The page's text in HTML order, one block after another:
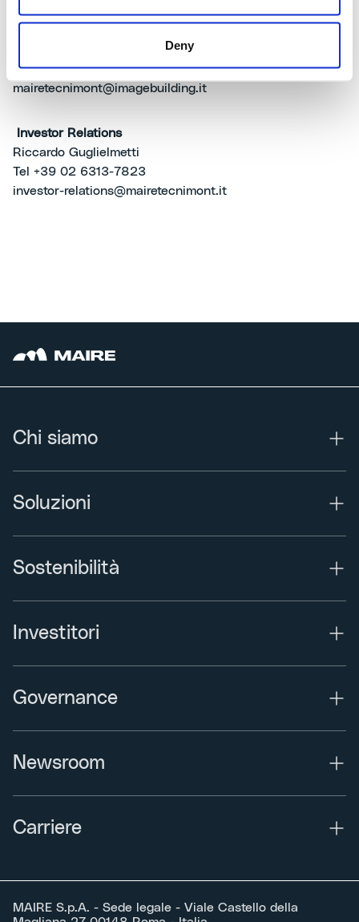
Deny
Image Building
Tel +39 02 89011300
mairetecnimont@imagebuilding.it
Investor Relations
Riccardo Guglielmetti
Tel +39 02 6313-7823
investor-relations@mairetecnimont.it
Chi siamo
Soluzioni
Sostenibilità
Investitori
Governance
Newsroom
Carriere
MAIRE S.p.A. - Sede legale - Viale Castello della